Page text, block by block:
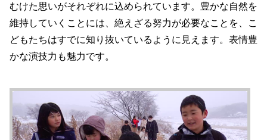
むけた思いがそれぞれに込められています。豊かな自然を
維持していくことには、絶えざる努力が必要なことを、こ
どもたちはすでに知り抜いているように見えます。表情豊
かな演技力も魅力です。